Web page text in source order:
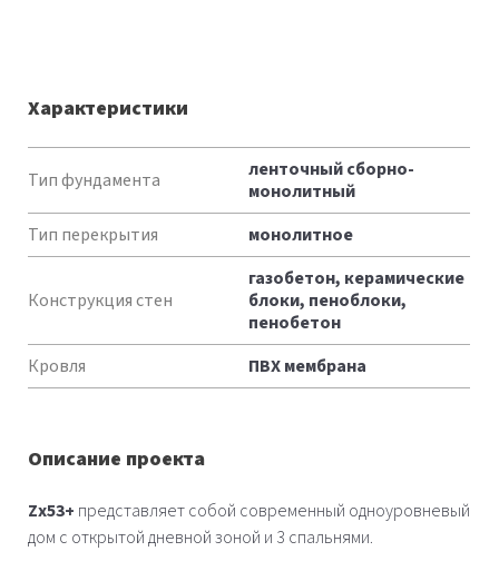
Характеристики
Характеристики
Тип фундамента
ленточный сборно-
монолитный
Тип перекрытия
монолитное
Конструкция стен
газобетон, керамические
блоки, пеноблоки,
пенобетон
Кровля
ПВХ мембрана
Описание проекта
Zx53+ представляет собой современный одноуровневый
дом с открытой дневной зоной и 3 спальнями.